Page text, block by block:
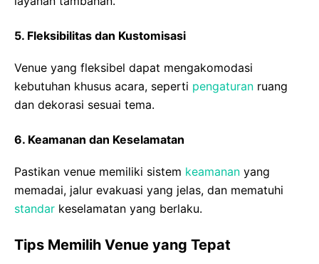
5. Fleksibilitas dan Kustomisasi
Venue yang fleksibel dapat mengakomodasi
kebutuhan khusus acara, seperti pengaturan ruang
dan dekorasi sesuai tema.
6. Keamanan dan Keselamatan
Pastikan venue memiliki sistem keamanan yang
memadai, jalur evakuasi yang jelas, dan mematuhi
standar keselamatan yang berlaku.
Tips Memilih Venue yang Tepat